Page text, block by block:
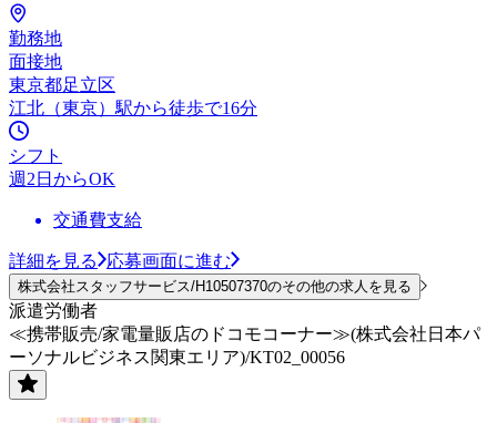
勤務地
面接地
東京都足立区
江北（東京）駅から徒歩で16分
シフト
週2日からOK
交通費支給
詳細を見る 応募画面に進む
株式会社スタッフサービス/H10507370のその他の求人を見る
派遣労働者
≪携帯販売/家電量販店のドコモコーナー≫(株式会社日本パ
ーソナルビジネス関東エリア)/KT02_00056